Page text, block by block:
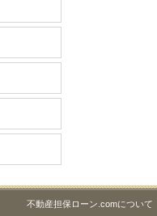
不動産担保ローン.comについて